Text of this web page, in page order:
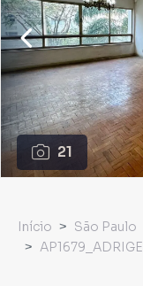
21
Início São Paulo
AP1679_ADRIGE